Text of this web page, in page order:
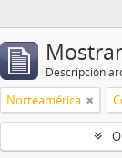
Descripción
Norteamérica